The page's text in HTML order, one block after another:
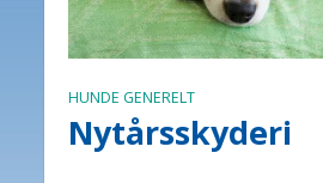
HUNDE GENERELT
Nytårsskyderi